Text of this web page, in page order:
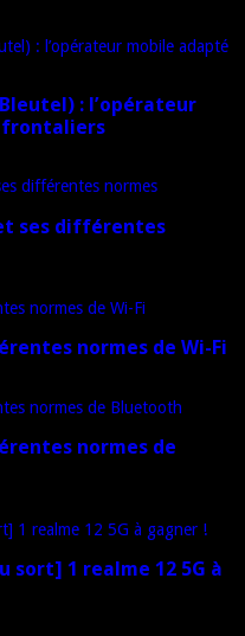
: l’opérateur
frontaliers
ses différentes
normes de Wi-Fi
normes de
1 realme 12 5G à